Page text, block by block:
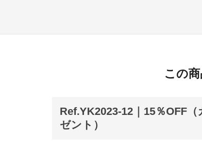
この
Ref.YK2023-12｜15％OFF
ゼント）